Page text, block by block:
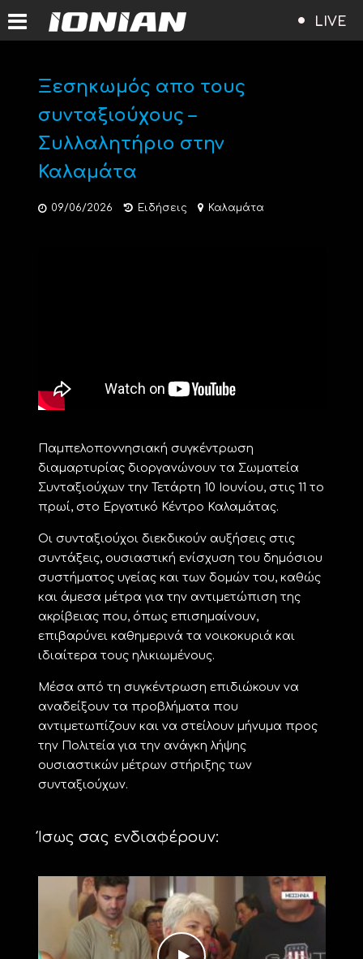
LIVE
Ξεσηκωμός απο τους
συνταξιούχους –
Συλλαλητήριο στην
Καλαμάτα
09/06/2026 Ειδήσεις Καλαμάτα
Παμπελοποννησιακή συγκέντρωση
διαμαρτυρίας διοργανώνουν τα Σωματεία
Συνταξιούχων την Τετάρτη 10 Ιουνίου, στις 11 το
πρωί, στο Εργατικό Κέντρο Καλαμάτας.
Οι συνταξιούχοι διεκδικούν αυξήσεις στις
συντάξεις, ουσιαστική ενίσχυση του δημόσιου
συστήματος υγείας και των δομών του, καθώς
και άμεσα μέτρα για την αντιμετώπιση της
ακρίβειας που, όπως επισημαίνουν,
επιβαρύνει καθημερινά τα νοικοκυριά και
ιδιαίτερα τους ηλικιωμένους.
Μέσα από τη συγκέντρωση επιδιώκουν να
αναδείξουν τα προβλήματα που
αντιμετωπίζουν και να στείλουν μήνυμα προς
την Πολιτεία για την ανάγκη λήψης
ουσιαστικών μέτρων στήριξης των
συνταξιούχων.
Ίσως σας ενδιαφέρουν: